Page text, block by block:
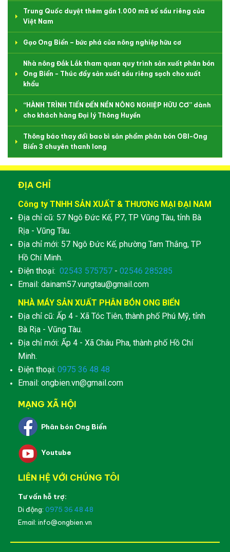
Trung Quốc duyệt thêm gần 1.000 mã số sầu riêng của
Việt Nam
Gạo Ong Biển – bức phá của nông nghiệp hữu cơ
Nhà nông Đắk Lắk tham quan quy trình sản xuất phân bón
Ong Biển - Thúc đẩy sản xuất sầu riêng sạch cho xuất
khẩu
“HÀNH TRÌNH TIẾN ĐẾN NỀN NÔNG NGHIỆP HỮU CƠ” dành
cho khách hàng Đại lý Thông Huyền
Thông báo thay đổi bao bì sản phẩm phân bón OBI-Ong
Biển 3 chuyên thanh long
ĐỊA CHỈ
Công ty TNHH SẢN XUẤT & THƯƠNG MẠI ĐẠI NAM
Địa chỉ cũ: 57 Ngô Đức Kế, P7, TP Vũng Tàu, tỉnh Bà
Rịa - Vũng Tàu.
Địa chỉ mới: 57 Ngô Đức Kế, phường Tam Thắng, TP
Hồ Chí Minh.
Điện thoại: 02543 575757 - 02546 285285
Email: dainam57.vungtau@gmail.com
NHÀ MÁY SẢN XUẤT PHÂN BÓN ONG BIỂN
Địa chỉ cũ: Ấp 4 - Xã Tóc Tiên, thành phố Phú Mỹ, tỉnh
Bà Rịa - Vũng Tàu.
Địa chỉ mới: Ấp 4 - Xã Châu Pha, thành phố Hồ Chí
Minh.
Điện thoại: 0975 36 48 48
Email: ongbien.vn@gmail.com
MẠNG XÃ HỘI
Phân bón Ong Biển
Youtube
LIÊN HỆ VỚI CHÚNG TÔI
Tư vấn hỗ trợ:
Di động: 0975 36 48 48
Email: info@ongbien.vn